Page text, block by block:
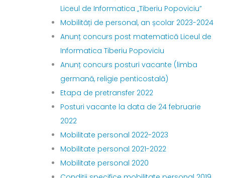
Liceul de Informatica „Tiberiu Popoviciu”
Mobilități de personal, an școlar 2023-2024
Anunț concurs post matematică Liceul de
Informatica Tiberiu Popoviciu
Anunț concurs posturi vacante (limba
germană, religie penticostală)
Etapa de pretransfer 2022
Posturi vacante la data de 24 februarie
2022
Mobilitate personal 2022-2023
Mobilitate personal 2021-2022
Mobilitate personal 2020